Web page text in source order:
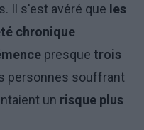
Il s'est avéré que les
chronique
presque trois
personnes souffrant
un risque plus